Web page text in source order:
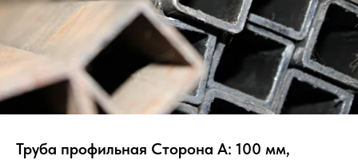
Труба профильная Сторона А: 100 мм,